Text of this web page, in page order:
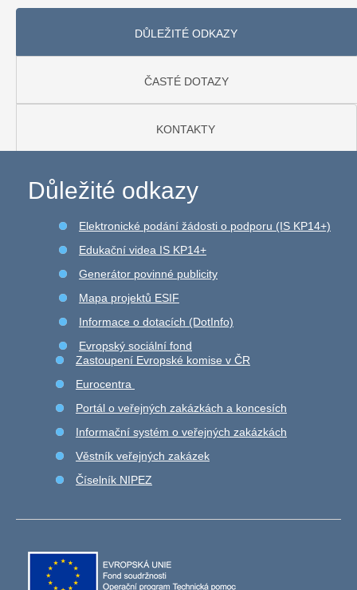
DŮLEŽITÉ ODKAZY
ČASTÉ DOTAZY
KONTAKTY
Důležité odkazy
Elektronické podání žádosti o podporu (IS KP14+)
Edukační videa IS KP14+
Generátor povinné publicity
Mapa projektů ESIF
Informace o dotacích (DotInfo)
Evropský sociální fond
Zastoupení Evropské komise v ČR
Eurocentra
Portál o veřejných zakázkách a koncesích
Informační systém o veřejných zakázkách
Věstník veřejných zakázek
Číselník NIPEZ